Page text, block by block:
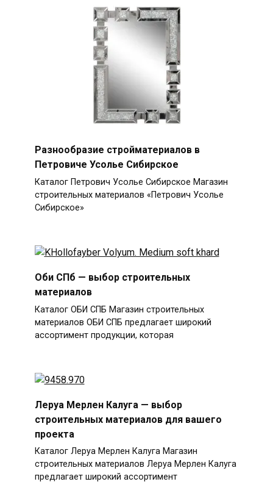
Разнообразие стройматериалов в
Петровиче Усолье Сибирское
Каталог Петрович Усолье Сибирское Магазин
строительных материалов «Петрович Усолье
Сибирское»
Оби СПб — выбор строительных
материалов
Каталог ОБИ СПБ Магазин строительных
материалов ОБИ СПБ предлагает широкий
ассортимент продукции, которая
Леруа Мерлен Калуга — выбор
строительных материалов для вашего
проекта
Каталог Леруа Мерлен Калуга Магазин
строительных материалов Леруа Мерлен Калуга
предлагает широкий ассортимент